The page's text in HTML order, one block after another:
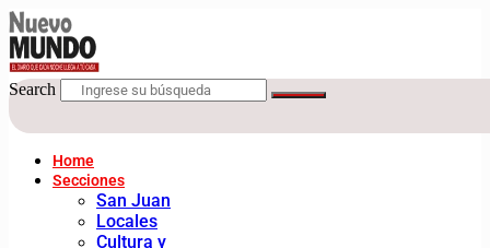
Search
Home
Secciones
San Juan
Locales
Cultura y